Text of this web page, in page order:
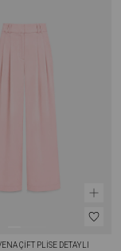
ÇIFT PLISE DETAYLI